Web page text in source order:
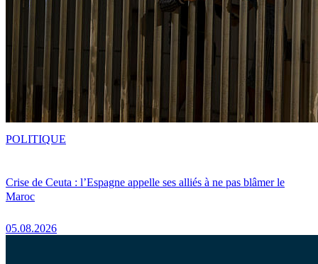
Crise de Ceuta : l’Espagne appelle ses alliés à ne pas blâmer le
Maroc
05.08.2026
POLITIQUE